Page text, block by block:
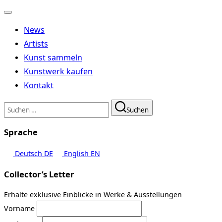
Navigation
umschalten
News
Artists
Kunst sammeln
Kunstwerk kaufen
Kontakt
Suchen
nach:
Suchen
Sprache
Deutsch DE English EN
Collector’s Letter
Erhalte exklusive Einblicke in Werke & Ausstellungen
Vorname